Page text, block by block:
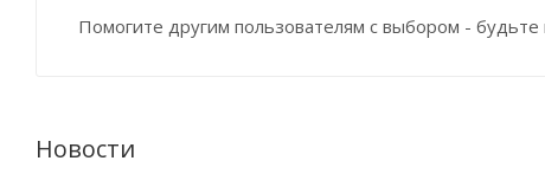
Помогите другим пользователям с выбором -
Новости